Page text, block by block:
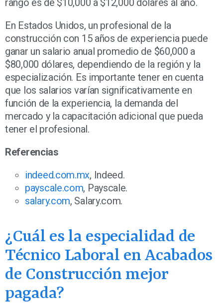
En Estados Unidos, un profesional de la
construcción con 15 años de experiencia puede
ganar un salario anual promedio de $60,000 a
$80,000 dólares, dependiendo de la región y la
especialización. Es importante tener en cuenta
que los salarios varían significativamente en
función de la experiencia, la demanda del
mercado y la capacitación adicional que pueda
tener el profesional.
Referencias
indeed.com.mx, Indeed.
payscale.com, Payscale.
salary.com, Salary.com.
¿Cuál es la especialidad de
Técnico Laboral en Acabados
de Construcción mejor
pagada?